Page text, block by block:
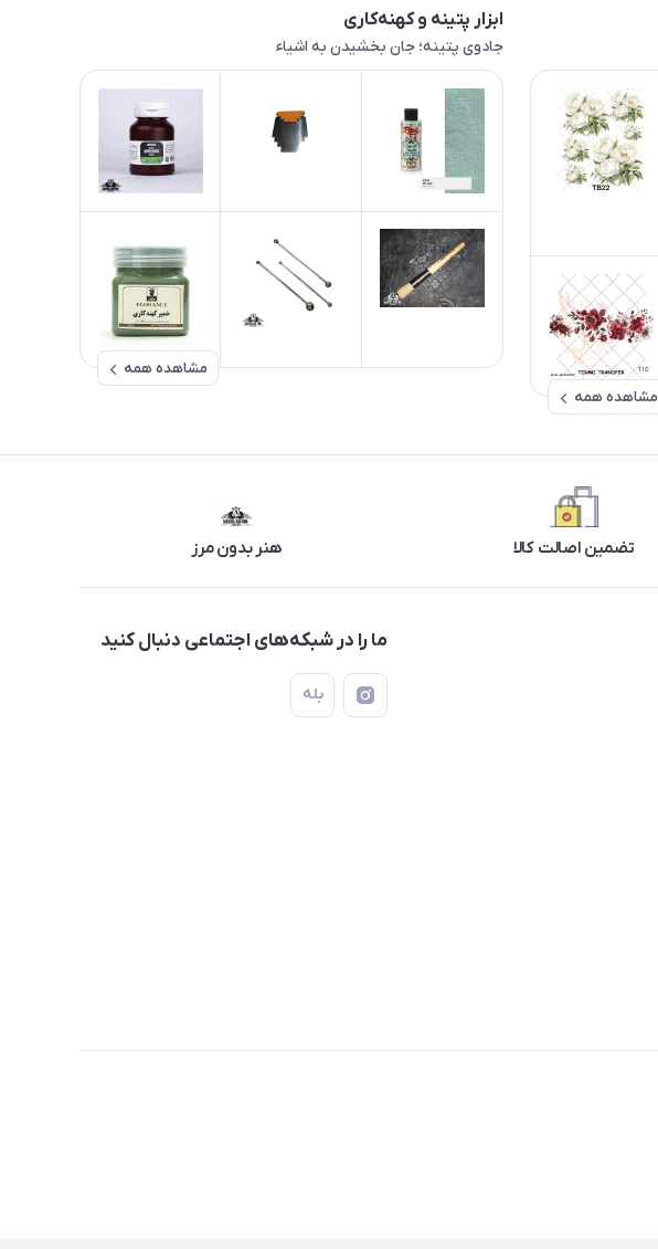
مشاهده همه
ابزار پتینه و کهنه‌کاری
جادوی پتینه؛ جان بخشیدن به اشیاء
مشاهده همه
تضمین اصالت کالا هنر بدون مرز
ما را در شبکه‌های اجتماعی دنبال کنید
بله